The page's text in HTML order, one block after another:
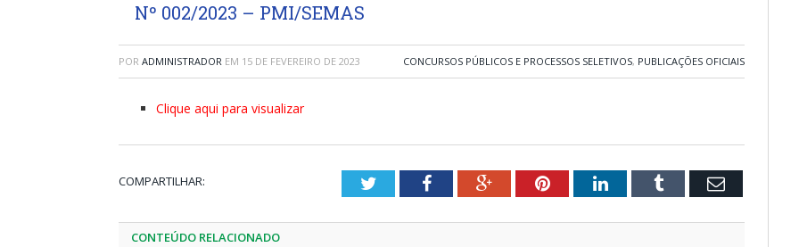
Nº 002/2023 – PMI/SEMAS
POR ADMINISTRADOR EM 15 DE FEVEREIRO DE 2023 CONCURSOS PÚBLICOS E PROCESSOS SELETIVOS, PUBLICAÇÕES OFICIAIS
Clique aqui para visualizar
COMPARTILHAR: TwitterFacebookGoogle+PinterestLinkedInTumblr Email
CONTEÚDO RELACIONADO